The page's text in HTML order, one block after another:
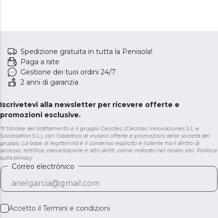
Spedizione gratuita in tutta la Penisola!
Paga a rate
Gestione dei tuoi ordini 24/7
2 anni di garanzia
Iscrivetevi alla newsletter per ricevere offerte e
promozioni esclusive.
*Il titolare del trattamento è il gruppo Cecotec (Cecotec Innovaciones S.L. e
Solotriatlon S.L.), con l'obiettivo di inviarvi offerte e promozioni delle società del
gruppo. La base di legittimità è il consenso esplicito e l'utente ha il diritto di
accesso, rettifica, cancellazione e altri diritti, come indicato nel nostro sito. Politica
sulla privacy
Correo electrónico
Accetto il Termini e condizioni